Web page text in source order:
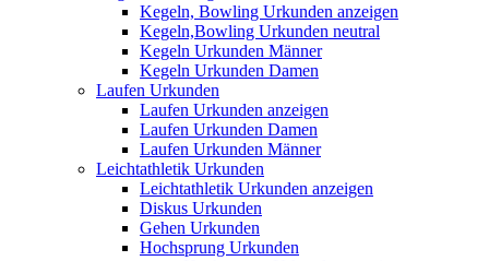
Kegeln, Bowling Urkunden anzeigen
Kegeln,Bowling Urkunden neutral
Kegeln Urkunden Männer
Kegeln Urkunden Damen
Laufen Urkunden
Laufen Urkunden anzeigen
Laufen Urkunden Damen
Laufen Urkunden Männer
Leichtathletik Urkunden
Leichtathletik Urkunden anzeigen
Diskus Urkunden
Gehen Urkunden
Hochsprung Urkunden